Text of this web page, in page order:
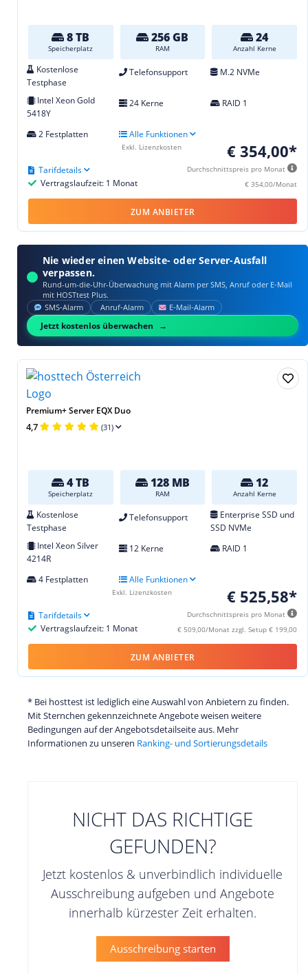
8 TB
Speicherplatz
256 GB
RAM
24
Anzahl Kerne
Kostenlose
Testphase
Telefonsupport M.2 NVMe
Intel Xeon Gold
5418Y
24 Kerne RAID 1
2 Festplatten Alle Funktionen
€ 354,00*
Durchschnittspreis pro Monat
€ 354,00/Monat
Vertragslaufzeit: 1 Monat
Tarifdetails
Exkl. Lizenzkosten
ZUM ANBIETER
Nie wieder einen Website- oder Server-Ausfall
verpassen.
Rund-um-die-Uhr-Überwachung mit Alarm per SMS, Anruf oder E‑Mail
mit HOSTtest Plus.
SMS‑Alarm Anruf‑Alarm E‑Mail‑Alarm
Jetzt kostenlos überwachen
Premium+ Server EQX Duo
4,7 (31)
4 TB
Speicherplatz
128 MB
RAM
12
Anzahl Kerne
Kostenlose
Testphase
Telefonsupport
Enterprise SSD und
SSD NVMe
Intel Xeon Silver
4214R
12 Kerne RAID 1
4 Festplatten Alle Funktionen
€ 525,58*
Durchschnittspreis pro Monat
€ 509,00/Monat zzgl. Setup € 199,00
Vertragslaufzeit: 1 Monat
Tarifdetails
Exkl. Lizenzkosten
ZUM ANBIETER
* Bei hosttest ist lediglich eine Auswahl von Anbietern zu finden.
Mit Sternchen gekennzeichnete Angebote weisen weitere
Bedingungen auf der Angebotsdetailseite aus. Mehr
Informationen zu unseren Ranking- und Sortierungsdetails
NICHT DAS RICHTIGE
GEFUNDEN?
Jetzt kostenlos & unverbindlich individuelle
Ausschreibung aufgeben und Angebote
innerhalb kürzester Zeit erhalten.
Ausschreibung starten